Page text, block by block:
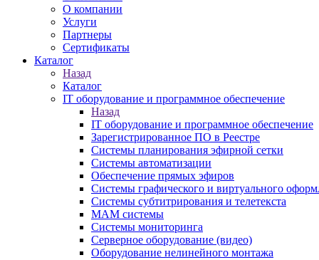
О компании
Услуги
Партнеры
Сертификаты
Каталог
Назад
Каталог
IT оборудование и программное обеспечение
Назад
IT оборудование и программное обеспечение
Зарегистрированное ПО в Реестре
Системы планирования эфирной сетки
Системы автоматизации
Обеспечение прямых эфиров
Системы графического и виртуального
Системы субтитрирования и телетекста
MAM системы
Системы мониторинга
Серверное оборудование (видео)
Оборудование нелинейного монтажа